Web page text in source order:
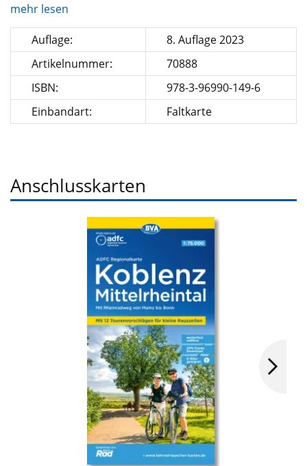
mehr lesen
Auflage:
8. Auflage 2023
Artikelnummer:
70888
ISBN:
978-3-96990-149-6
Einbandart:
Faltkarte
Anschlusskarten